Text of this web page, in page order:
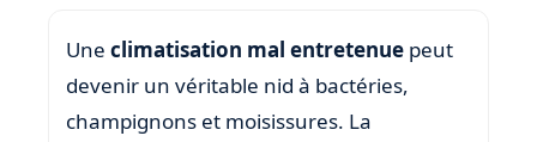
Une climatisation mal entretenue peut
devenir un véritable nid à bactéries,
champignons et moisissures. La